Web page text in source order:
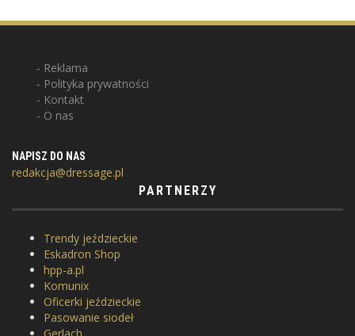
Reklama
Polityka prywatności
Kontakt
O nas
NAPISZ DO NAS
redakcja@dressage.pl
PARTNERZY
Trendy jeździeckie
Eskadron Shop
hpp-a.pl
Komunix
Oficerki jeździeckie
Pasowanie siodeł